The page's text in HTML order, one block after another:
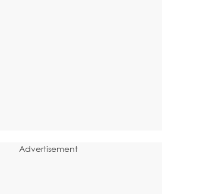
Advertisement